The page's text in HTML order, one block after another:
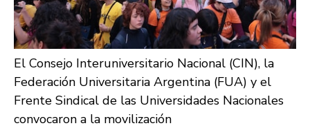
El Consejo Interuniversitario Nacional (CIN), la
Federación Universitaria Argentina (FUA) y el
Frente Sindical de las Universidades Nacionales
convocaron a la movilización